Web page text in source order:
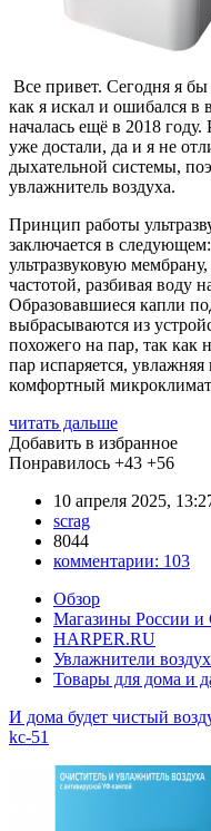
Все привет. Сегодня я бы
как я искал и ошибался в
началась ещё в 2018
уже достали, да и я не
дыхательной системы,
увлажнитель воздуха.
Принцип работы
заключается в
ультразвуковую
частотой, разбивая воду
Образовавшиеся капли
выбрасываются из
похожего на пар, так
пар испаряется, увлажняя
комфортный
читать дальше
Добавить в избранное
Понравилось +43 +56
10 апреля 2025,
scrag
8044
комментарии: 103
Обзор
Магазины России
HARPER.RU
Увлажнители
Товары для дома и
И дома будет чистый
kc-51